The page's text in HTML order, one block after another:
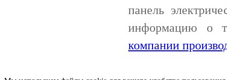
панель
информацию о
компании